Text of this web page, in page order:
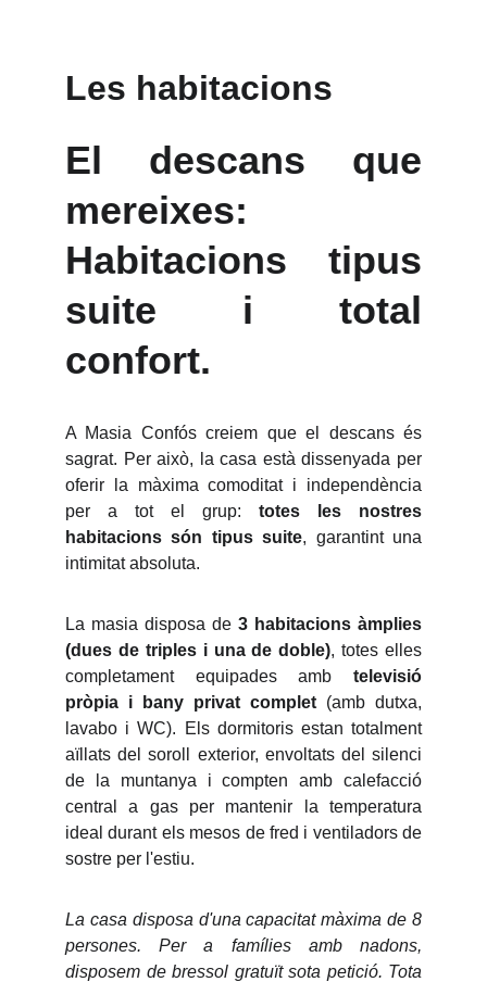
Les habitacions
El descans que
mereixes:
Habitacions tipus
suite i total
confort.
A Masia Confós creiem que el descans és
sagrat. Per això, la casa està dissenyada per
oferir la màxima comoditat i independència
per a tot el grup: totes les nostres
habitacions són tipus suite, garantint una
intimitat absoluta.
La masia disposa de 3 habitacions àmplies
(dues de triples i una de doble), totes elles
completament equipades amb televisió
pròpia i bany privat complet (amb dutxa,
lavabo i WC). Els dormitoris estan totalment
aïllats del soroll exterior, envoltats del silenci
de la muntanya i compten amb calefacció
central a gas per mantenir la temperatura
ideal durant els mesos de fred i ventiladors de
sostre per l'estiu.
La casa disposa d'una capacitat màxima de 8
persones. Per a famílies amb nadons,
disposem de bressol gratuït sota petició. Tota